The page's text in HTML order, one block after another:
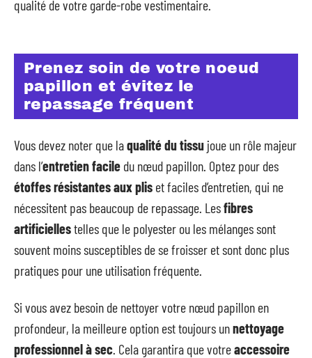
qualité de votre garde-robe vestimentaire.
Prenez soin de votre noeud
papillon et évitez le
repassage fréquent
Vous devez noter que laqualité du tissu joue un rôle majeur
dans l’entretien facile du nœud papillon. Optez pour des
étoffes résistantes aux plis et faciles d’entretien, qui ne
nécessitent pas beaucoup de repassage. Lesfibres
artificiellestelles que le polyester ou les mélanges sont
souvent moins susceptibles de se froisser et sont donc plus
pratiques pour une utilisation fréquente.
Si vous avez besoin de nettoyer votre nœud papillon en
profondeur, la meilleure option est toujours unnettoyage
professionnel à sec . Cela garantira que votreaccessoire